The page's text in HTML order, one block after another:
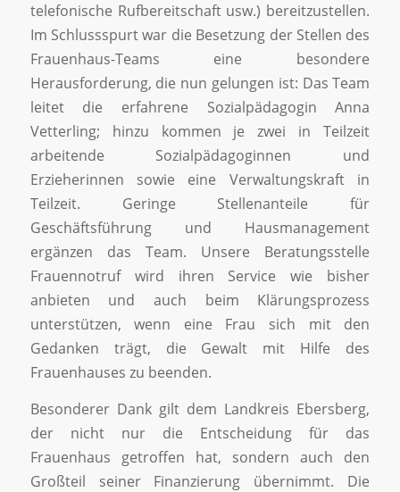
telefonische Rufbereitschaft usw.) bereitzustellen.
Im Schlussspurt war die Besetzung der Stellen des
Frauenhaus-Teams eine besondere
Herausforderung, die nun gelungen ist: Das Team
leitet die erfahrene Sozialpädagogin Anna
Vetterling; hinzu kommen je zwei in Teilzeit
arbeitende Sozialpädagoginnen und
Erzieherinnen sowie eine Verwaltungskraft in
Teilzeit. Geringe Stellenanteile für
Geschäftsführung und Hausmanagement
ergänzen das Team. Unsere Beratungsstelle
Frauennotruf wird ihren Service wie bisher
anbieten und auch beim Klärungsprozess
unterstützen, wenn eine Frau sich mit den
Gedanken trägt, die Gewalt mit Hilfe des
Frauenhauses zu beenden.
Besonderer Dank gilt dem Landkreis Ebersberg,
der nicht nur die Entscheidung für das
Frauenhaus getroffen hat, sondern auch den
Großteil seiner Finanzierung übernimmt. Die